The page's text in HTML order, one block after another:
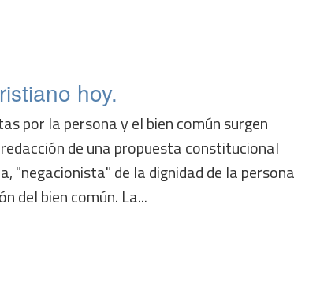
hoy.
por la persona y el bien común surgen
de una propuesta constitucional
"negacionista" de la dignidad de la persona
del bien común. La...